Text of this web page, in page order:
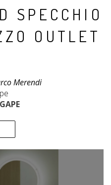
SPECCHIO
OUTLET
Merendi